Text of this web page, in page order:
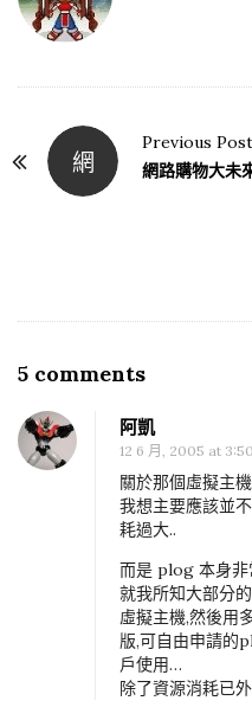
P
網
Previous
網路購物大未
5 comments
[
P
H
P
]
A
D
O
D
阿凱
12 6 月, 2005 at
關於那個虛擬主
我想主要應該並
耗過大..
而是 plog 本身非
就我所知大部分
虛擬主機,然後用
版,可自由申請的
戶使用…
除了資源消耗已